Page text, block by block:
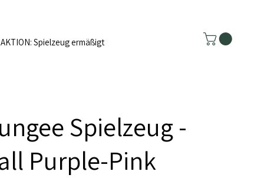
AKTION: Spielzeug ermäßigt
Spielzeug -
Purple-Pink